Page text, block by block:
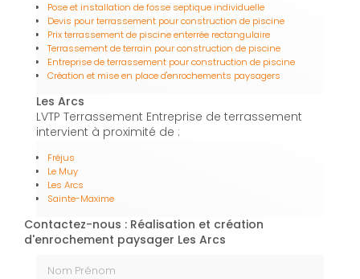
Pose et installation de fosse septique individuelle
Devis pour terrassement pour construction de piscine
Prix terrassement de piscine enterrée rectangulaire
Terrassement de terrain pour construction de piscine
Entreprise de terrassement pour construction de piscine
Création et mise en place d'enrochements paysagers
Les Arcs
LVTP Terrassement Entreprise de terrassement
intervient à proximité de :
Fréjus
Le Muy
Les Arcs
Sainte-Maxime
Contactez-nous : Réalisation et création
d'enrochement paysager Les Arcs